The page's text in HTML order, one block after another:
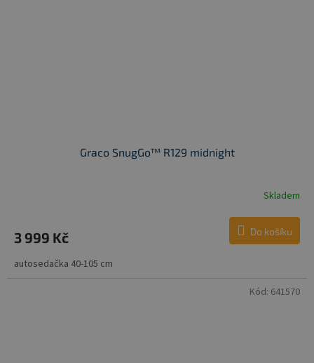
Graco SnugGo™ R129 midnight
Skladem
3 999 Kč Do košíku
autosedačka 40-105 cm
Kód: 641570